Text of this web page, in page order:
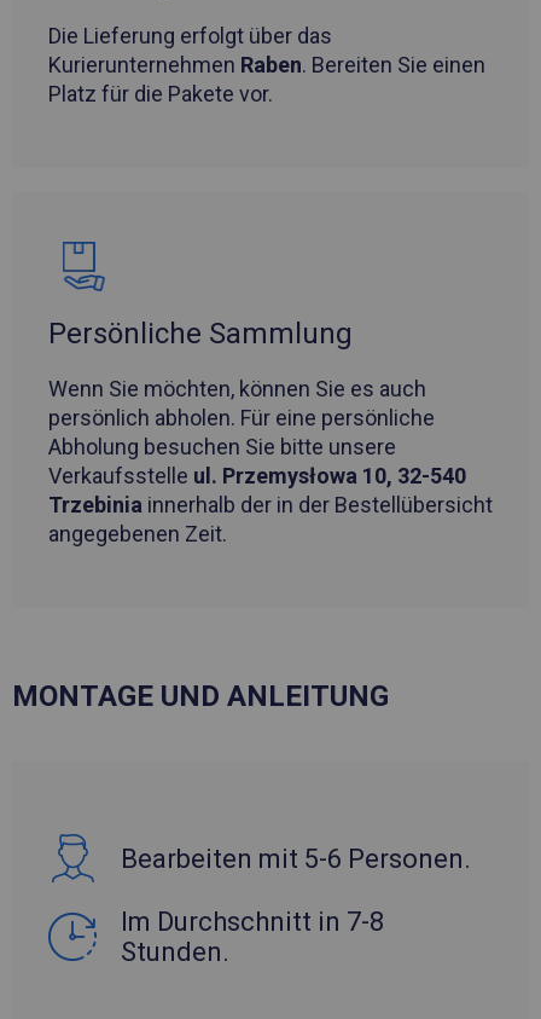
Die Lieferung erfolgt über das
Kurierunternehmen Raben. Bereiten Sie einen
Platz für die Pakete vor.
Persönliche Sammlung
Wenn Sie möchten, können Sie es auch
persönlich abholen. Für eine persönliche
Abholung besuchen Sie bitte unsere
Verkaufsstelle ul. Przemysłowa 10, 32-540
Trzebinia innerhalb der in der Bestellübersicht
angegebenen Zeit.
MONTAGE UND ANLEITUNG
Bearbeiten mit 5-6 Personen.
Im Durchschnitt in 7-8
Stunden.